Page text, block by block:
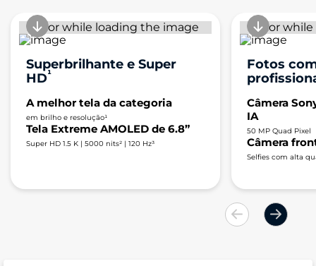
Superbrilhante e Super
HD¹
A melhor tela da categoria
em brilho e resolução¹
Tela Extreme AMOLED de 6.8”
Super HD 1.5 K | 5000 nits²​ | 120 Hz³
Fotos
Câmera
IA
50 MP Quad Pixel
Câmera
Selfies com alta